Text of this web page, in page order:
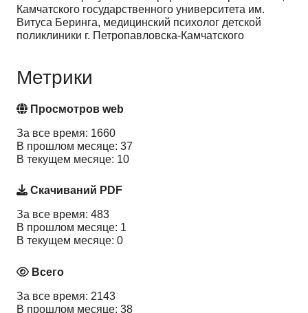
Камчатского государственного университета им.
Витуса Беринга, медицинский психолог детской
поликлиники г. Петропавловска-Камчатского
Метрики
Просмотров web
За все время: 1660
В прошлом месяце: 37
В текущем месяце: 10
Скачиваний PDF
За все время: 483
В прошлом месяце: 1
В текущем месяце: 0
Всего
За все время: 2143
В прошлом месяце: 38